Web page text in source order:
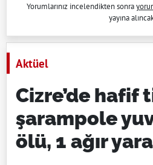
Yorumlarınız incelendikten sonra
yayına
Aktüel
Cizre’de hafif
şarampole
ölü, 1 ağır